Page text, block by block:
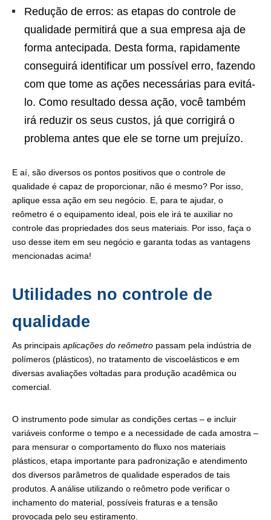
Redução de erros: as etapas do controle de
qualidade permitirá que a sua empresa aja de
forma antecipada. Desta forma, rapidamente
conseguirá identificar um possível erro, fazendo
com que tome as ações necessárias para evitá-
lo. Como resultado dessa ação, você também
irá reduzir os seus custos, já que corrigirá o
problema antes que ele se torne um prejuízo.
E aí, são diversos os pontos positivos que o controle de
qualidade é capaz de proporcionar, não é mesmo? Por isso,
aplique essa ação em seu negócio. E, para te ajudar, o
reômetro é o equipamento ideal, pois ele irá te auxiliar no
controle das propriedades dos seus materiais. Por isso, faça o
uso desse item em seu negócio e garanta todas as vantagens
mencionadas acima!
Utilidades no controle de
qualidade
As principais aplicações do reômetro passam pela indústria de
polímeros (plásticos), no tratamento de viscoelásticos e em
diversas avaliações voltadas para produção acadêmica ou
comercial.
O instrumento pode simular as condições certas – e incluir
variáveis conforme o tempo e a necessidade de cada amostra –
para mensurar o comportamento do fluxo nos materiais
plásticos, etapa importante para padronização e atendimento
dos diversos parâmetros de qualidade esperados de tais
produtos. A análise utilizando o reômetro pode verificar o
inchamento do material, possíveis fraturas e a tensão
provocada pelo seu estiramento.